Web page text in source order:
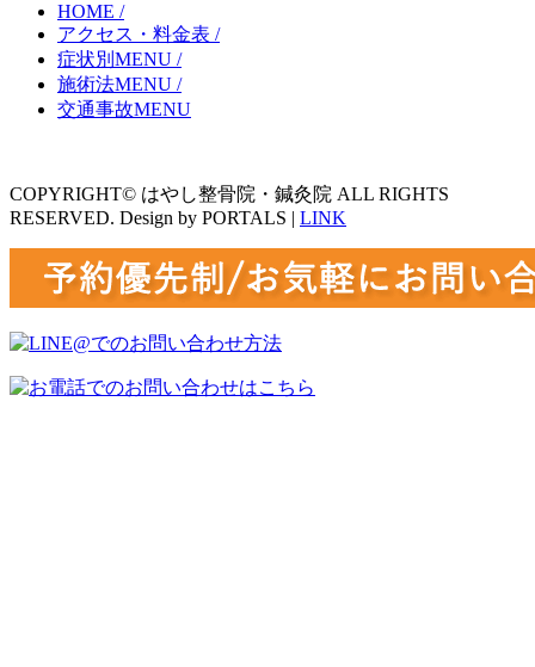
HOME /
アクセス・料金表 /
症状別MENU /
施術法MENU /
交通事故MENU
COPYRIGHT© はやし整骨院・鍼灸院 ALL RIGHTS
RESERVED. Design by PORTALS | LINK